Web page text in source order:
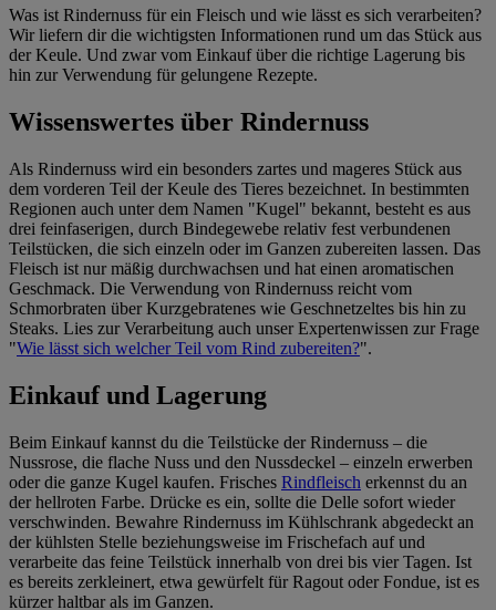
Was ist Rindernuss für ein Fleisch und wie lässt es sich verarbeiten?
Wir liefern dir die wichtigsten Informationen rund um das Stück aus
der Keule. Und zwar vom Einkauf über die richtige Lagerung bis
hin zur Verwendung für gelungene Rezepte.
Wissenswertes über Rindernuss
Als Rindernuss wird ein besonders zartes und mageres Stück aus
dem vorderen Teil der Keule des Tieres bezeichnet. In bestimmten
Regionen auch unter dem Namen "Kugel" bekannt, besteht es aus
drei feinfaserigen, durch Bindegewebe relativ fest verbundenen
Teilstücken, die sich einzeln oder im Ganzen zubereiten lassen. Das
Fleisch ist nur mäßig durchwachsen und hat einen aromatischen
Geschmack. Die Verwendung von Rindernuss reicht vom
Schmorbraten über Kurzgebratenes wie Geschnetzeltes bis hin zu
Steaks. Lies zur Verarbeitung auch unser Expertenwissen zur Frage
"Wie lässt sich welcher Teil vom Rind zubereiten?".
Einkauf und Lagerung
Beim Einkauf kannst du die Teilstücke der Rindernuss – die
Nussrose, die flache Nuss und den Nussdeckel – einzeln erwerben
oder die ganze Kugel kaufen. Frisches Rindfleisch erkennst du an
der hellroten Farbe. Drücke es ein, sollte die Delle sofort wieder
verschwinden. Bewahre Rindernuss im Kühlschrank abgedeckt an
der kühlsten Stelle beziehungsweise im Frischefach auf und
verarbeite das feine Teilstück innerhalb von drei bis vier Tagen. Ist
es bereits zerkleinert, etwa gewürfelt für Ragout oder Fondue, ist es
kürzer haltbar als im Ganzen.